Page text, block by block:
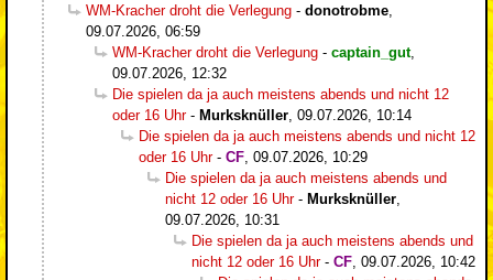
WM-Kracher droht die Verlegung - donotrobme
09.07.2026, 06:59
WM-Kracher droht die Verlegung - captain_gut,
09.07.2026, 12:32
Die spielen da ja auch meistens abends und nicht 12
oder 16 Uhr- Murksknüller 09.07.2026, 10:14
Die spielen da ja auch meistens abends und nicht 12
oder 16 Uhr- CF 09.07.2026, 10:29
Die spielen da ja auch meistens abends und
nicht 12 oder 16 Uhr- Murksknüller
09.07.2026, 10:31
Die spielen da ja auch meistens abends und
nicht 12 oder 16 Uhr- CF 09.07.2026, 10:42